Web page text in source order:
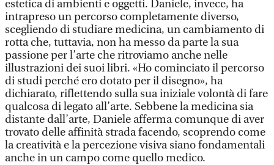
estetica di ambienti e oggetti. Daniele, invece, ha
intrapreso un percorso completamente diverso,
scegliendo di studiare medicina, un cambiamento di
rotta che, tuttavia, non ha messo da parte la sua
passione per l’arte che ritroviamo anche nelle
illustrazioni dei suoi libri. «Ho cominciato il percorso
di studi perché ero dotato per il disegno», ha
dichiarato, riflettendo sulla sua iniziale volontà di fare
qualcosa di legato all’arte. Sebbene la medicina sia
distante dall’arte, Daniele afferma comunque di aver
trovato delle affinità strada facendo, scoprendo come
la creatività e la percezione visiva siano fondamentali
anche in un campo come quello medico.